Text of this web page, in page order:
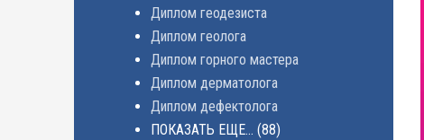
Диплом геодезиста
Диплом геолога
Диплом горного мастера
Диплом дерматолога
Диплом дефектолога
ПОКАЗАТЬ ЕЩЕ... (88)